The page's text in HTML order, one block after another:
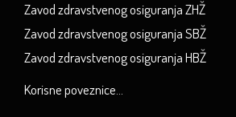
Zavod zdravstvenog osiguranja ZHŽ
Zavod zdravstvenog osiguranja SBŽ
Zavod zdravstvenog osiguranja HBŽ
Korisne poveznice...